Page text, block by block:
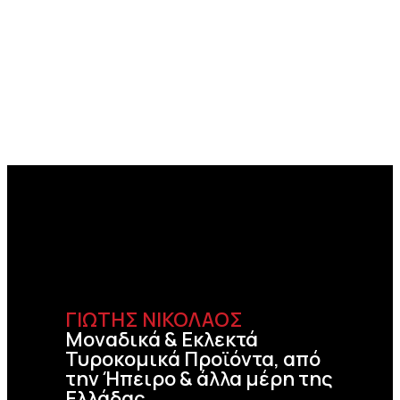
ΓΙΩΤΗΣ ΝΙΚΟΛΑΟΣ
Μοναδικά & Εκλεκτά
Τυροκομικά Προϊόντα, από
την Ήπειρο & άλλα μέρη της